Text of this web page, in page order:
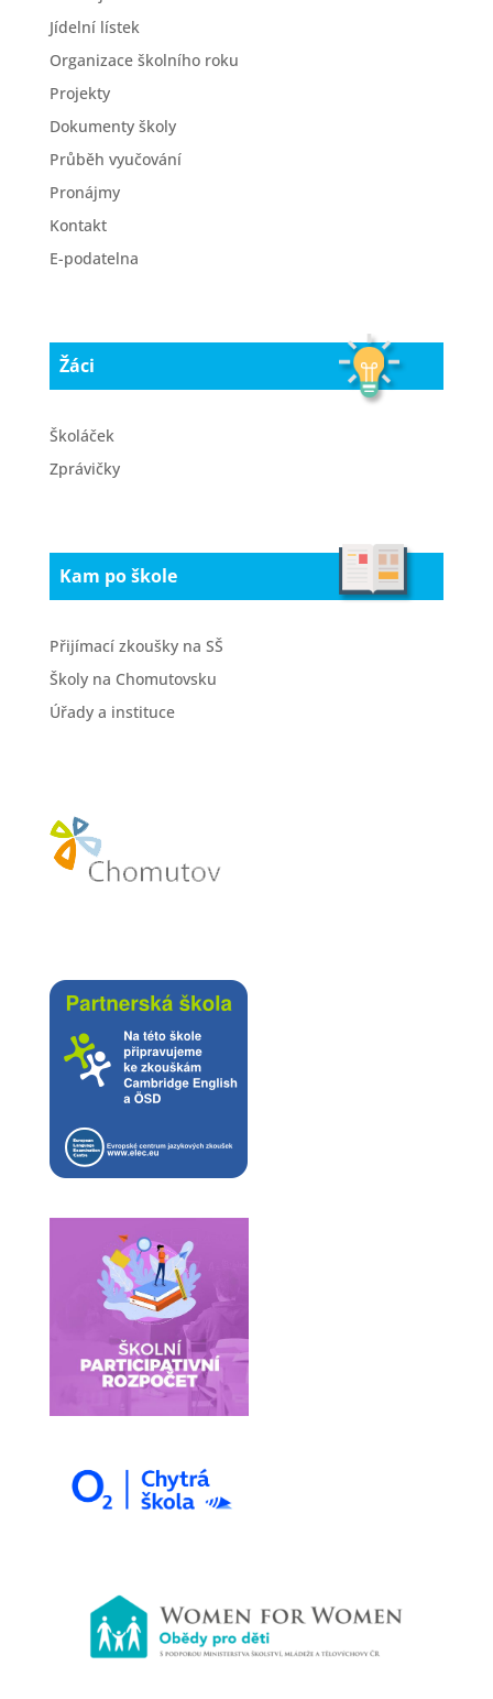
Jídelní lístek
Organizace školního roku
Projekty
Dokumenty školy
Průběh vyučování
Pronájmy
Kontakt
E-podatelna
Žáci
Školáček
Zprávičky
Kam po škole
Přijímací zkoušky na SŠ
Školy na Chomutovsku
Úřady a instituce